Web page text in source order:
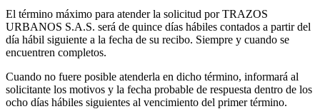
El término máximo para atender la solicitud por TRAZOS
URBANOS S.A.S. será de quince días hábiles contados a partir del
día hábil siguiente a la fecha de su recibo. Siempre y cuando se
encuentren completos.
Cuando no fuere posible atenderla en dicho término, informará al
solicitante los motivos y la fecha probable de respuesta dentro de los
ocho días hábiles siguientes al vencimiento del primer término.